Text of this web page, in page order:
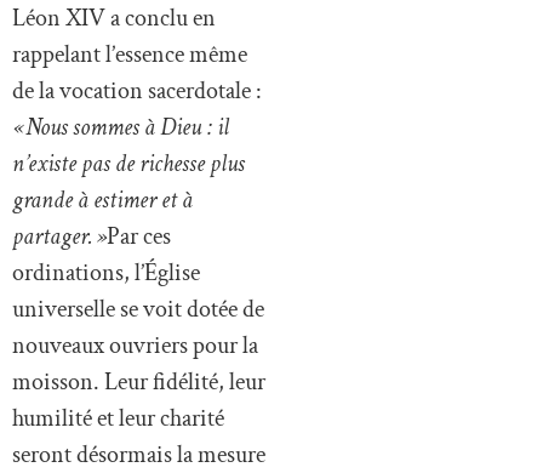
Léon XIV a conclu en
rappelant l’essence même
de la vocation sacerdotale :
« Nous sommes à Dieu : il
n’existe pas de richesse plus
grande à estimer et à
partager. »Par ces
ordinations, l’Église
universelle se voit dotée de
nouveaux ouvriers pour la
moisson. Leur fidélité, leur
humilité et leur charité
seront désormais la mesure